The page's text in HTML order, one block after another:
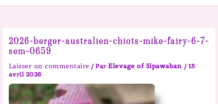
2026-berger-australien-chiots-mike-fairy-6-7-
sem-0659
Laisser un commentaire / ParElevage of Sipawaban / 15
avril 2026